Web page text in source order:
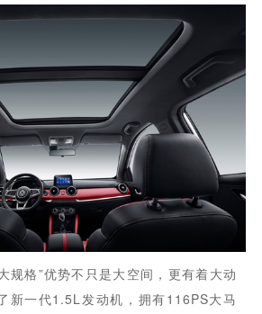
规格”优势不只是大空间，更有着大动
新一代1.5L发动机，拥有116PS大马